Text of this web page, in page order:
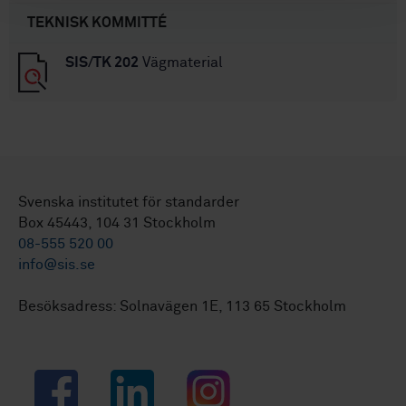
TEKNISK KOMMITTÉ
SIS/TK 202 Vägmaterial
Svenska institutet för standarder
Box 45443, 104 31 Stockholm
08-555 520 00
info@sis.se
Besöksadress: Solnavägen 1E, 113 65 Stockholm
Facebook LinkedIn Instagram